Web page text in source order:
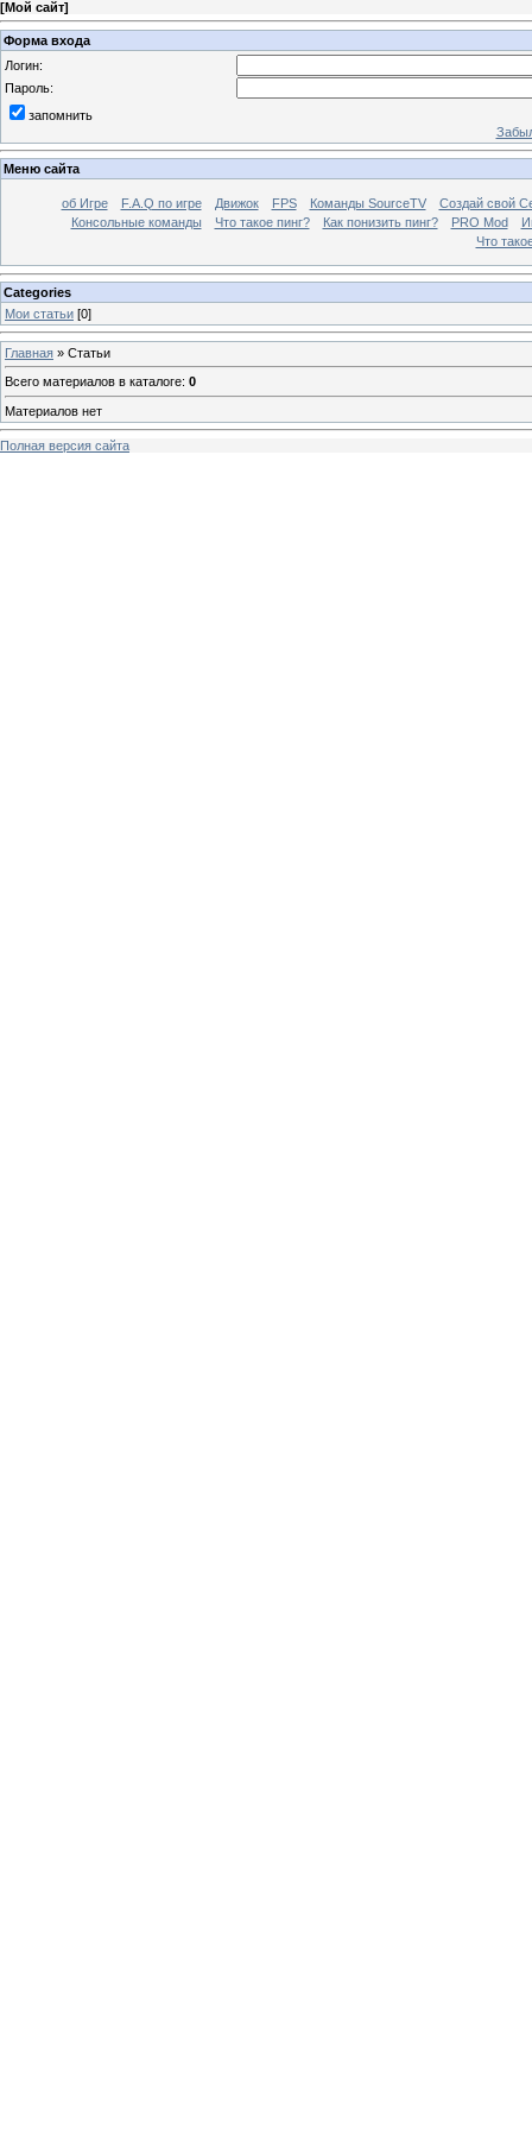
[Мой сайт]
Форма входа
Логин:
Пароль:
запомнить
Меню сайта
об Игре F.A.Q по игре Движок FPS Команды SourceTV
Создай свой
Консольные команды
Что такое пинг? Как понизить пинг? PRO Mod
Что
Categories
Мои статьи [0]
Главная » Статьи
Всего материалов в каталоге: 0
Материалов нет
Полная версия сайта